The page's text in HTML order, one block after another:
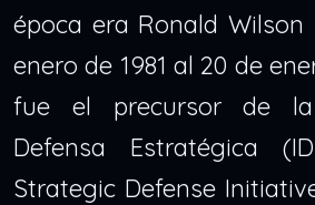
época era Ronald Wilson
enero de 1981 al 20 de
fue el precursor de
Defensa Estratégica
Strategic Defense